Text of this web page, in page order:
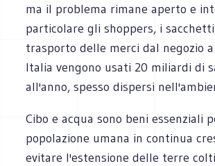
ma il problema rimane aperto e
particolare gli shoppers, i
trasporto delle merci dal negozio a
Italia vengono usati 20 miliardi di
all'anno, spesso dispersi
Cibo e acqua sono beni essenziali
popolazione umana in continua
evitare l'estensione delle terre